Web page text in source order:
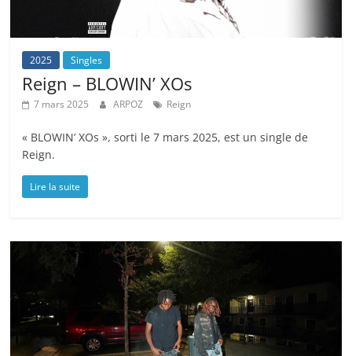
2025 Singles
Reign – BLOWIN’ XOs
7 mars 2025 ARPOZ Reign
« BLOWIN’ XOs », sorti le 7 mars 2025, est un single de
Reign.
Lire la suite